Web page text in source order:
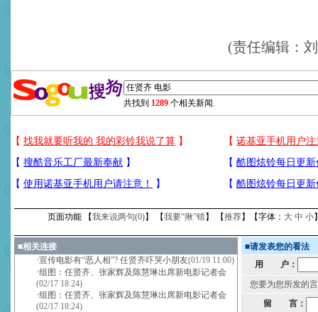
(责任编辑：
共找到 1289 个相关新闻.
页面功能 【我来说两句(0)】 【我要“揪”错】 【推荐】【字体： 大 中 小
■相关连接
·宣传电影有“恶人相”? 任贤齐吓哭小朋友(01/19 11:00)
·组图：任贤齐、张家辉及陈慧琳出席新电影记者会
(02/17 18:24)
·组图：任贤齐、张家辉及陈慧琳出席新电影记者会
(02/17 18:24)
■请发表您的看法
用 户：
您要为您所发的
留 言：